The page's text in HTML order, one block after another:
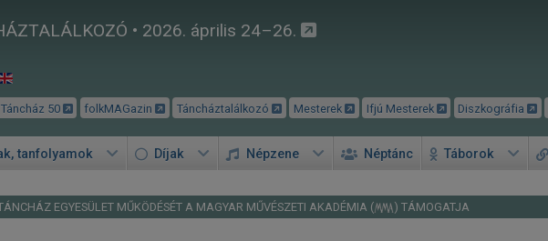
• 2026. április 24–26.
Táncház 50 folkMAGazin Táncháztalálkozó Mesterek Ifjú Mesterek Diszkográfia
tanfolyamok Díjak Népzene Néptánc Táborok
EGYESÜLET MŰKÖDÉSÉT A MAGYAR MŰVÉSZETI AKADÉMIA ( ) TÁMOGATJA